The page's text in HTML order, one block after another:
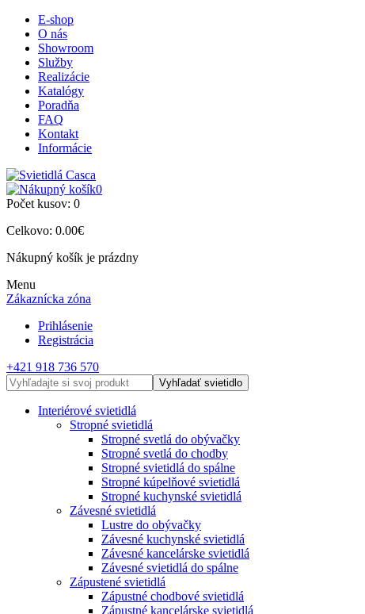
E-shop
O nás
Showroom
Služby
Realizácie
Katalógy
Poradňa
FAQ
Kontakt
Informácie
0
Počet kusov: 0
Celkovo: 0.00€
Nákupný košík je prázdny
Menu
Zákaznícka zóna
Prihlásenie
Registrácia
+421 918 736 570
Vyhľadať svietidlo
Interiérové svietidlá
Stropné svietidlá
Stropné svetlá do obývačky
Stropné svetlá do chodby
Stropné svietidlá do spálne
Stropné kúpelňové svietidlá
Stropné kuchynské svietidlá
Závesné svietidlá
Lustre do obývačky
Závesné kuchynské svietidlá
Závesné kancelárske svietidlá
Závesné svietidlá do spálne
Zápustené svietidlá
Zápustné chodbové svietidlá
Zápustné kancelárske svietidlá